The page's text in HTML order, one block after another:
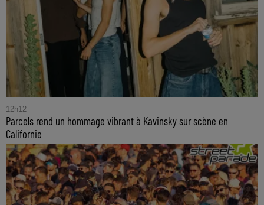
12h12
Parcels rend un hommage vibrant à Kavinsky sur scène en
Californie